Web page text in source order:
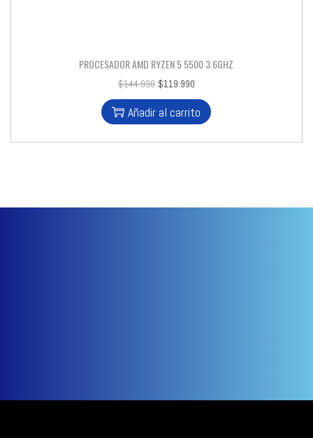
PROCESADOR AMD RYZEN 5 5500 3.6GHZ
$144.990 $119.990
Añadir al carrito